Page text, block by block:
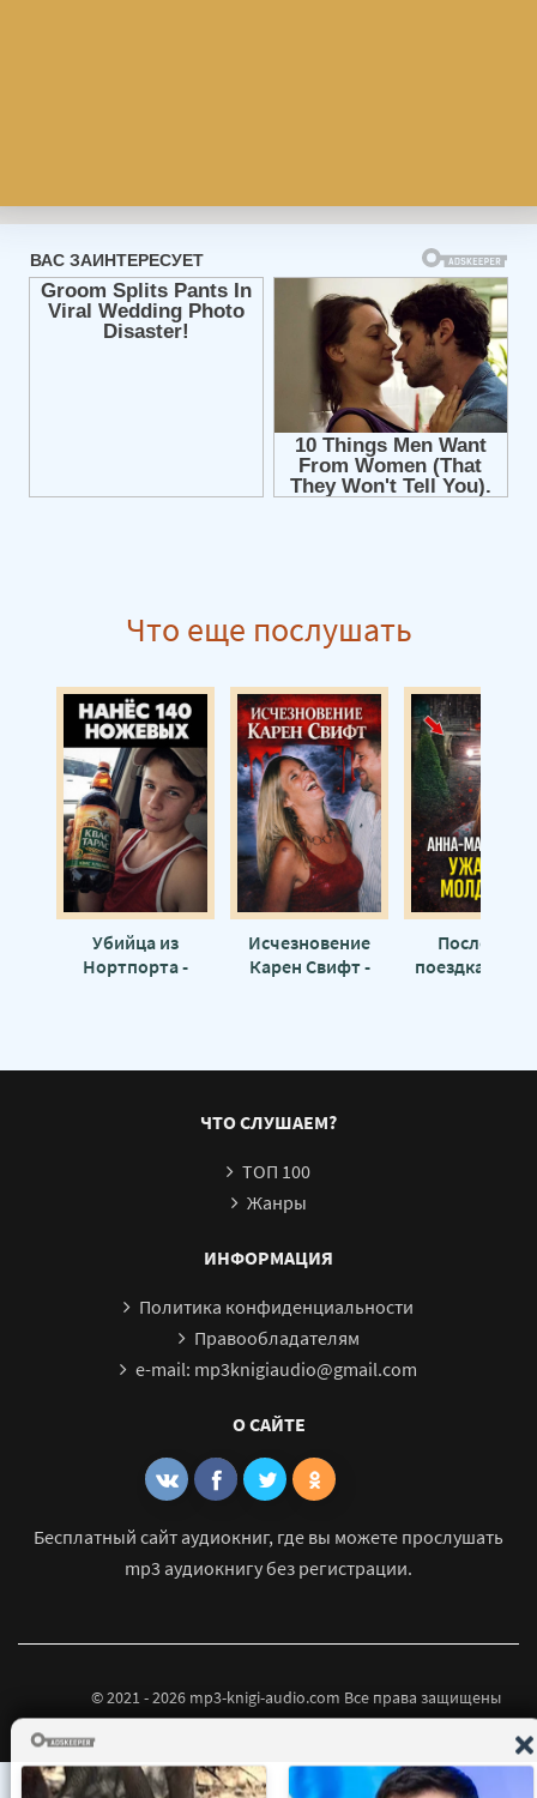
Что еще послушать
Убийца из
Нортпорта -
Исчезновение
Карен Свифт -
Последняя
поездка
ЧТО СЛУШАЕМ?
ТОП 100
Жанры
ИНФОРМАЦИЯ
Политика конфиденциальности
Правообладателям
e-mail: mp3knigiaudio@gmail.com
О САЙТЕ
Бесплатный сайт аудиокниг, где вы можете прослушать
mp3 аудиокнигу без регистрации.
© 2021 - 2026 mp3-knigi-audio.com Все права защищены